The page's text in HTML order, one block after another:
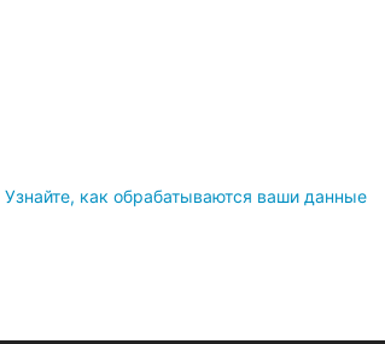
Узнайте, как обрабатываются ваши данные